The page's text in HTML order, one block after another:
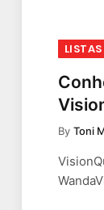
LISTAS
By Toni